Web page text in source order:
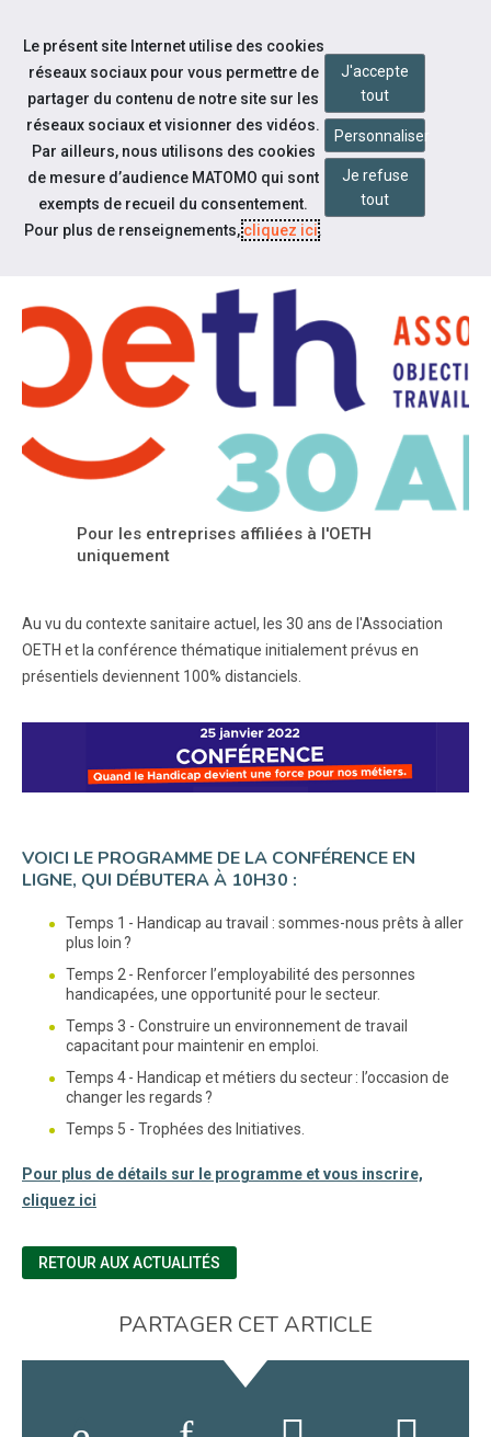
Aller au contenu
Notre actualité
OETH 30 ANS !
Pour les entreprises affiliées à l'OETH
uniquement
Au vu du contexte sanitaire actuel, les 30 ans de l'Association
OETH et la conférence thématique initialement prévus en
présentiels deviennent 100% distanciels.
VOICI LE PROGRAMME DE LA CONFÉRENCE EN
LIGNE, QUI DÉBUTERA À 10H30 :
Temps 1 - Handicap au travail : sommes-nous prêts à aller
plus loin ?
Temps 2 - Renforcer l’employabilité des personnes
handicapées, une opportunité pour le secteur.
Temps 3 - Construire un environnement de travail
capacitant pour maintenir en emploi.
Temps 4 - Handicap et métiers du secteur : l’occasion de
changer les regards ?
Temps 5 - Trophées des Initiatives.
Pour plus de détails sur le programme et vous inscrire,
cliquez ici
RETOUR AUX ACTUALITÉS
PARTAGER CET ARTICLE
Le présent site Internet utilise des cookies
réseaux sociaux pour vous permettre de
partager du contenu de notre site sur les
réseaux sociaux et visionner des vidéos.
Par ailleurs, nous utilisons des cookies
de mesure d’audience MATOMO qui sont
exempts de recueil du consentement.
Pour plus de renseignements,cliquez ici.
J'accepte
tout
Personnaliser
Je refuse
tout